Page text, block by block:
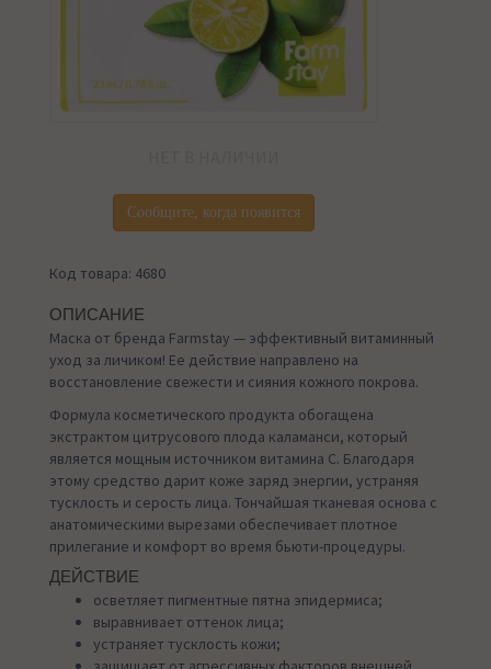
Сообщите, когда появится
Код товара: 4680
ОПИСАНИЕ
Маска от бренда Farmstay — эффективный витаминный
уход за личиком! Ее действие направлено на
восстановление свежести и сияния кожного покрова.
Формула косметического продукта обогащена
экстрактом цитрусового плода каламанси, который
является мощным источником витамина С. Благодаря
этому средство дарит коже заряд энергии, устраняя
тусклость и серость лица. Тончайшая тканевая основа с
анатомическими вырезами обеспечивает плотное
прилегание и комфорт во время бьюти-процедуры.
ДЕЙСТВИЕ
осветляет пигментные пятна эпидермиса;
выравнивает оттенок лица;
устраняет тусклость кожи;